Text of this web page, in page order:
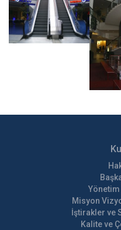
Misyon
İştirakler ve
Kalite ve